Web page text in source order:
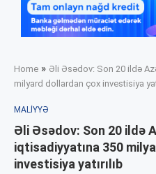
Home » Əli Əsədov: Son 20 ildə
milyard dollardan çox investisiya
MALIYYƏ
Əli Əsədov: Son 20 ildə
iqtisadiyyatına 350
investisiya yatırılıb